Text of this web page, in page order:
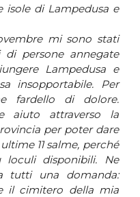
isole di Lampedusa e
mi sono stati
di persone annegate
Lampedusa e
insopportabile. Per
fardello di dolore.
aiuto attraverso la
per poter dare
11 salme, perché
disponibili. Ne
tutti una domanda:
il cimitero della mia